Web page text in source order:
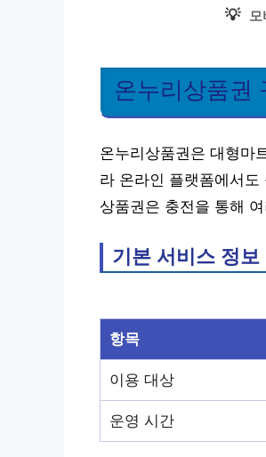
💡
온누리상품권
온누리상품권은 대형마
라 온라인 플랫폼에서
상품권은 충전을 통해
기본 서비스 정보
항목
이용 대상
운영 시간